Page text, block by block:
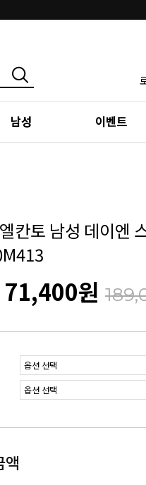
남성 이벤트
칸토 남성 데이엔
71,400원
액